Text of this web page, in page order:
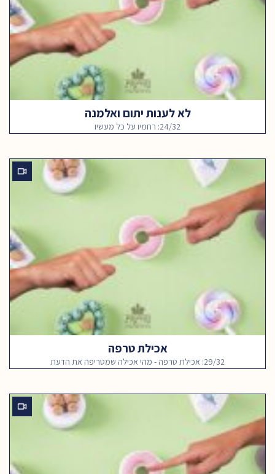
לא לענות יתום ואלמנה
24/32: רחמיו על כל מעשיו
אכילת טרפה
29/32: אכילת טרפה - מהי אכילה שמטריפה את הדעת